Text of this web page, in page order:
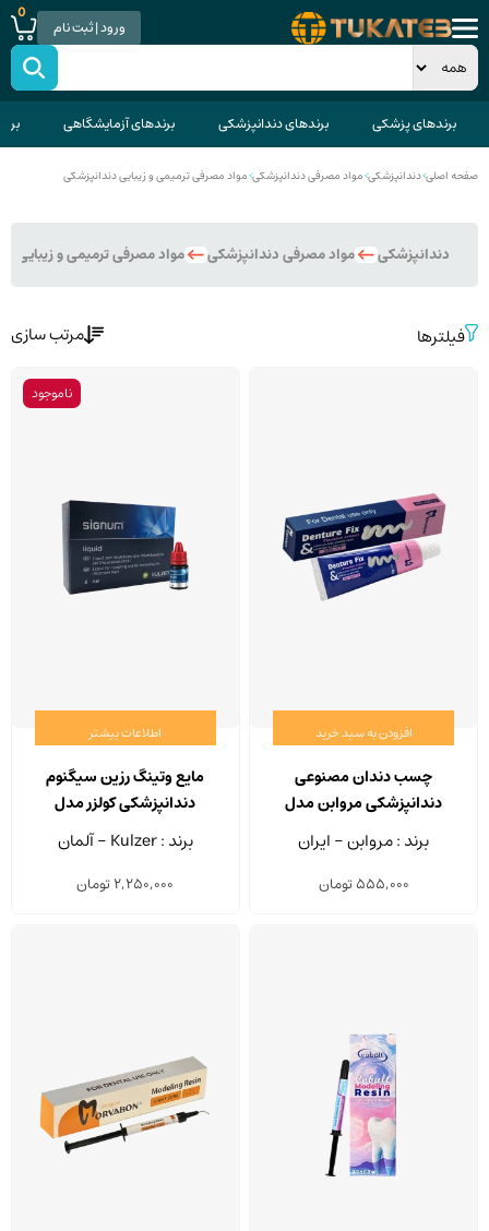
ورود | ثبت نام
0
برندهای پزشکی برندهای دندانپزشکی برندهای آزمایشگاهی
صفحه اصلی>دندانپزشکی>مواد مصرفی دندانپزشکی>مواد مصرفی ترمیمی و زیبایی دندانپزشکی
دندانپزشکی مواد مصرفی دندانپزشکی مواد مصرفی ترمیمی و زیبایی
فیلترها مرتب سازی
افزودن به سبد خرید
چسب دندان مصنوعی
دندانپزشکی مروابن مدل
Denture Fix وزن 50 گرم
برند : مروابن - ایران
555,000تومان
ناموجود
اطلاعات بیشتر
مایع وتینگ رزین سیگنوم
دندانپزشکی کولزر مدل
برند : Kulzer - آلمان
2,250,000تومان